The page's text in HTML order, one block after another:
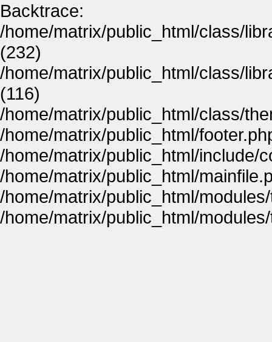
Backtrace:
/home/matrix/public_html/class/
(232)
/home/matrix/public_html/class/
(116)
/home/matrix/public_html/class/
/home/matrix/public_html/
/home/matrix/public_html/include/
/home/matrix/public_html/
/home/matrix/public_html/
/home/matrix/public_html/